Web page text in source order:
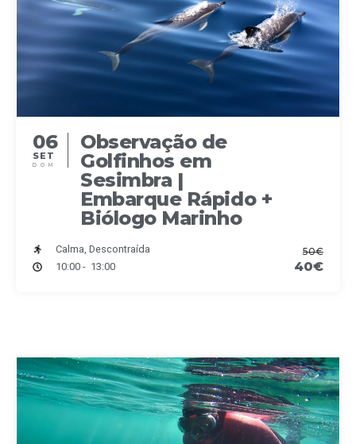
06
SET
DOM
Observação de
Golfinhos em
Sesimbra |
Embarque Rápido +
Biólogo Marinho
Calma, Descontraída
10:00 - 13:00
50€
40€